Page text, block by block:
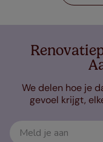
We delen hoe je
gevoel krijgt,